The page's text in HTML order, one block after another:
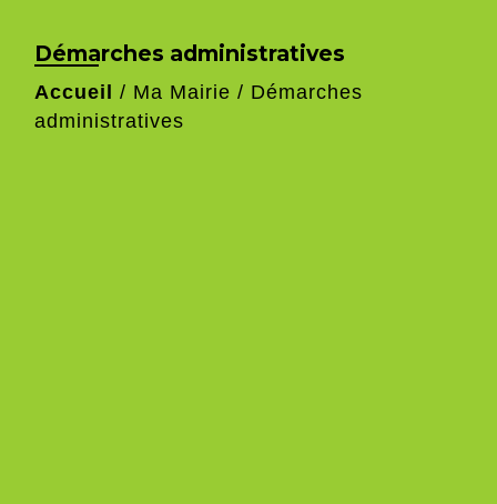
Démarches administratives
Accueil / Ma Mairie / Démarches
administratives